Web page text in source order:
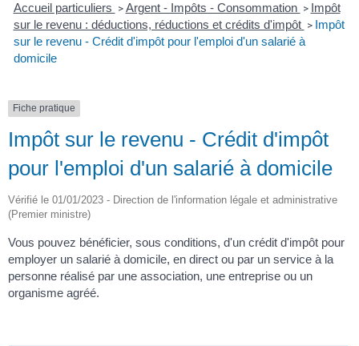
Accueil particuliers > Argent - Impôts - Consommation > Impôt
sur le revenu : déductions, réductions et crédits d'impôt > Impôt
sur le revenu - Crédit d'impôt pour l'emploi d'un salarié à
domicile
Fiche pratique
Impôt sur le revenu - Crédit d'impôt
pour l'emploi d'un salarié à domicile
Vérifié le 01/01/2023 - Direction de l'information légale et administrative
(Premier ministre)
Vous pouvez bénéficier, sous conditions, d'un crédit d'impôt pour
employer un salarié à domicile, en direct ou par un service à la
personne réalisé par une association, une entreprise ou un
organisme agréé.